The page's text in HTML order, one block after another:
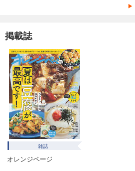
掲載誌
雑誌
オレンジページ